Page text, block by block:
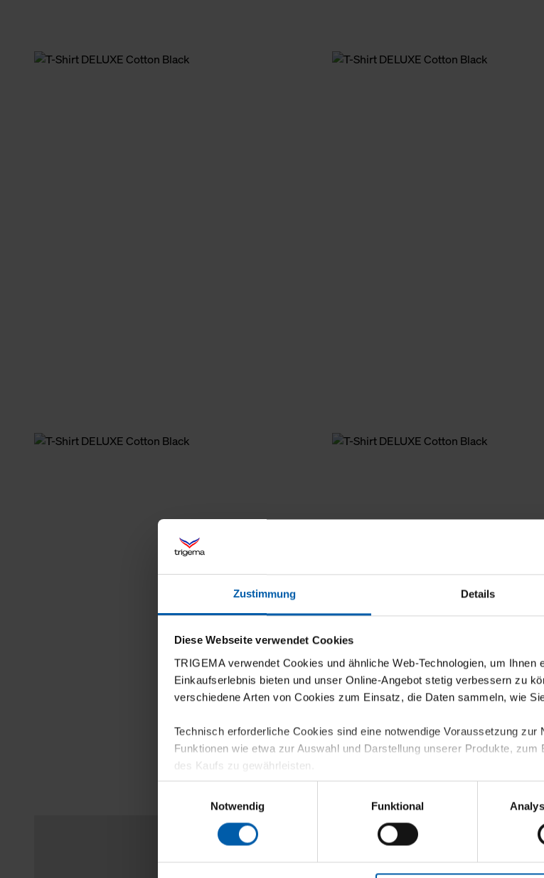
Zustimmung Details
Diese Webseite verwendet Cookies
TRIGEMA verwendet Cookies und ähnliche Web-Technologien, um Ihnen
Einkaufserlebnis bieten und unser Online-Angebot stetig verbessern zu
verschiedene Arten von Cookies zum Einsatz, die Daten sammeln, wie
Technisch erforderliche Cookies sind eine notwendige Voraussetzung
Funktionen wie etwa zur Auswahl und Darstellung unserer Produkte,
des Kaufs zu gewährleisten.
Für die Darstellung personalisierter Angebote, Anzeigen und Inhalte
sowie für Marketing-, Statistik- und Tracking-Zwecke zur Analyse und
personenbezogene Informationen. Diese übermitteln wir in
Notwendig
Funktional